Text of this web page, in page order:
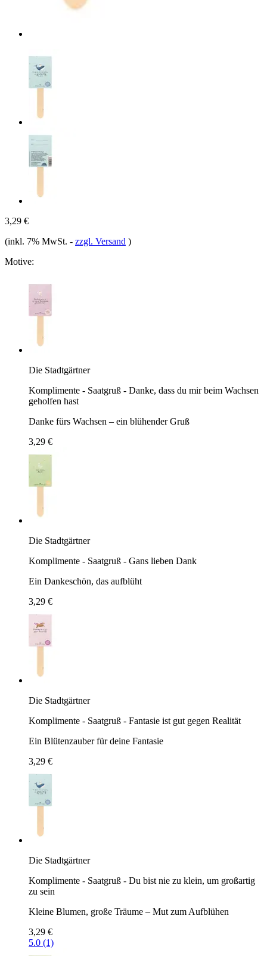
3,29 €
(inkl. 7% MwSt. - zzgl. Versand )
Motive:
Die Stadtgärtner
Komplimente - Saatgruß - Danke, dass du mir beim Wachsen
geholfen hast
Danke fürs Wachsen – ein blühender Gruß
3,29 €
Die Stadtgärtner
Komplimente - Saatgruß - Gans lieben Dank
Ein Dankeschön, das aufblüht
3,29 €
Die Stadtgärtner
Komplimente - Saatgruß - Fantasie ist gut gegen Realität
Ein Blütenzauber für deine Fantasie
3,29 €
Die Stadtgärtner
Komplimente - Saatgruß - Du bist nie zu klein, um großartig
zu sein
Kleine Blumen, große Träume – Mut zum Aufblühen
3,29 €
5.0 (1)